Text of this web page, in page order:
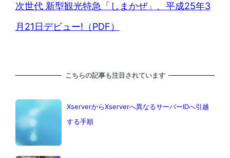
次世代 新型観光特急「しまかぜ」、平成25年3
月21日デビュー!（PDF）
こちらの記事も注目されています
XserverからXserverへ異なるサーバーIDへ引越
する手順